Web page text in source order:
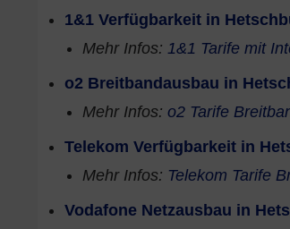
1&1 Verfügbarkeit in
Mehr Infos: 1&1 Tarife mit
o2 Breitbandausbau in
Mehr Infos: o2 Tarife
Telekom Verfügbarkeit in
Mehr Infos: Telekom Tarife
Vodafone Netzausbau in